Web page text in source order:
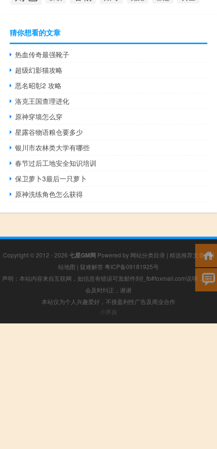
猜你想看的文章
热血传奇最强靴子
超级幻影猫攻略
恶名昭彰2 攻略
洛克王国查理进化
原神穿墙怎么穿
星露谷物语粮仓要多少
银川市农林类大学有哪些
春节过后工地安全知识培训
保卫萝卜3最后一只萝卜
原神洗练角色怎么获得
Copyright © 2012 - 2026 七星GM网 Powered by 网站分类目录 | 精选推荐文章|网
站地图 | 疑难解答 粤ICP备09181925号
声明：本站内容来自互联网，如信息有错误可发邮件到f_fb#foxmail.com说明，我们
会及时纠正，谢谢
本站仅为个人兴趣爱好，不接盈利性广告及商业合作
小男孩